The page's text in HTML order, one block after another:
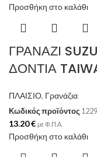
Προσθήκη στο καλάθι
ΓΡΑΝΑΖΙ
ΔΟΝΤΙΑ
ΠΛΑΙΣΙΟ, Γρανάζια
Κωδικός προϊόντος
13.20€ με Φ.Π.Α.
Προσθήκη στο καλάθι